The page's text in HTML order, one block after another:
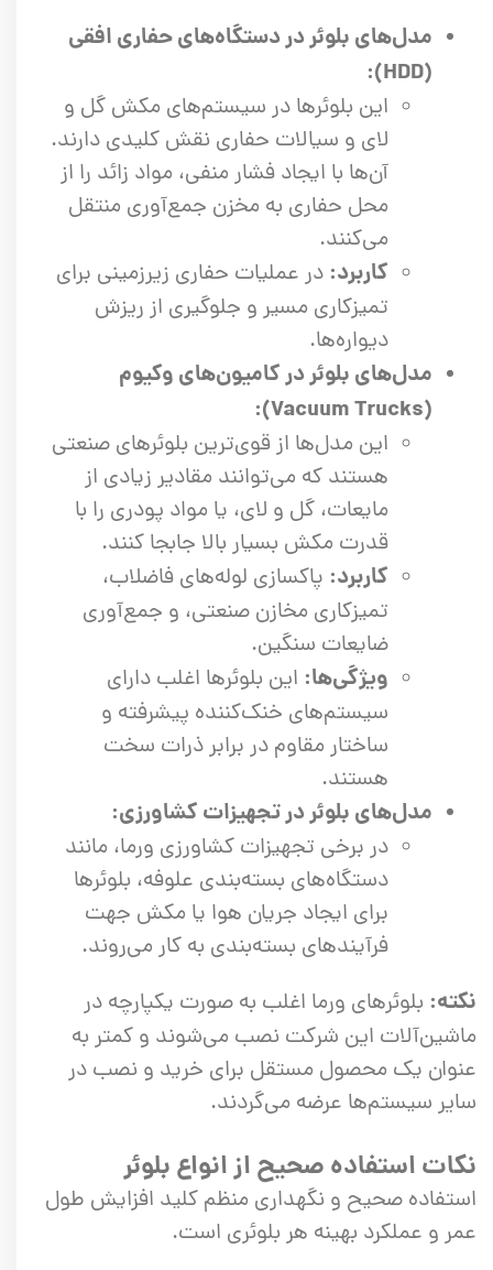
مدل‌های بلوئر در دستگاه‌های حفاری افقی
(HDD):
این بلوئرها در سیستم‌های مکش گل و
لای و سیالات حفاری نقش کلیدی دارند.
آن‌ها با ایجاد فشار منفی، مواد زائد را از
محل حفاری به مخزن جمع‌آوری منتقل
می‌کنند.
کاربرد: در عملیات حفاری زیرزمینی برای
تمیزکاری مسیر و جلوگیری از ریزش
دیواره‌ها.
مدل‌های بلوئر در کامیون‌های وکیوم
(Vacuum Trucks):
این مدل‌ها از قوی‌ترین بلوئرهای صنعتی
هستند که می‌توانند مقادیر زیادی از
مایعات، گل و لای، یا مواد پودری را با
قدرت مکش بسیار بالا جابجا کنند.
کاربرد: پاکسازی لوله‌های فاضلاب،
تمیزکاری مخازن صنعتی، و جمع‌آوری
ضایعات سنگین.
ویژگی‌ها: این بلوئرها اغلب دارای
سیستم‌های خنک‌کننده پیشرفته و
ساختار مقاوم در برابر ذرات سخت
هستند.
مدل‌های بلوئر در تجهیزات کشاورزی:
در برخی تجهیزات کشاورزی ورما، مانند
دستگاه‌های بسته‌بندی علوفه، بلوئرها
برای ایجاد جریان هوا یا مکش جهت
فرآیندهای بسته‌بندی به کار می‌روند.
نکته: بلوئرهای ورما اغلب به صورت یکپارچه در
ماشین‌آلات این شرکت نصب می‌شوند و کمتر به
عنوان یک محصول مستقل برای خرید و نصب در
سایر سیستم‌ها عرضه می‌گردند.
نکات استفاده صحیح از انواع بلوئر
استفاده صحیح و نگهداری منظم کلید افزایش طول
عمر و عملکرد بهینه هر بلوئری است.